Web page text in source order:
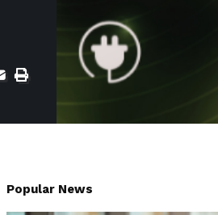
Popular News